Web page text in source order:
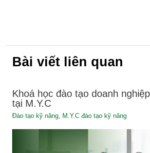
Bài viết liên quan
Khoá học đào tạo doanh
tại M.Y.C
Đào tạo kỹ năng, M.Y.C đào tạo kỹ năng